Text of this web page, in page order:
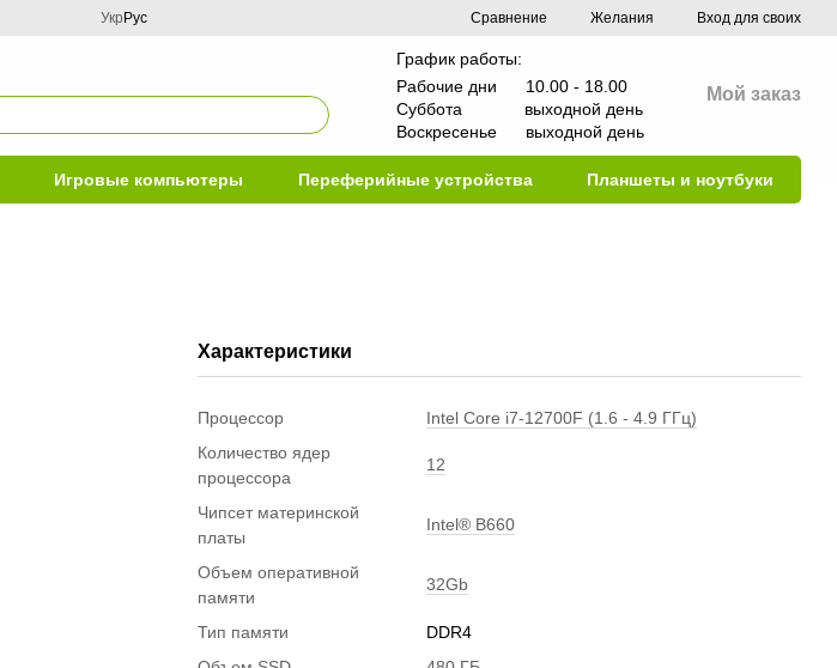
Укр Рус Сравнение Желания Вход для своих
График работы:
Рабочие дни 10.00 - 18.00
Суббота выходной день
Воскресенье выходной день
Мой заказ
Игровые компьютеры Переферийные устройства Планшеты и ноутбуки
Характеристики
Процессор
Intel Core i7-12700F (1.6 - 4.9 ГГц)
Количество ядер
процессора
12
Чипсет материнской
платы
Intel® B660
Объем оперативной
памяти
32Gb
Тип памяти
DDR4